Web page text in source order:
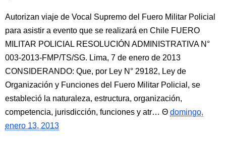
Autorizan viaje de Vocal Supremo del Fuero Militar Policial
para asistir a evento que se realizará en Chile FUERO
MILITAR POLICIAL RESOLUCIÓN ADMINISTRATIVA N°
003-2013-FMP/TS/SG. Lima, 7 de enero de 2013
CONSIDERANDO: Que, por Ley N° 29182, Ley de
Organización y Funciones del Fuero Militar Policial, se
estableció la naturaleza, estructura, organización,
competencia, jurisdicción, funciones y atr…
domingo,
enero 13, 2013